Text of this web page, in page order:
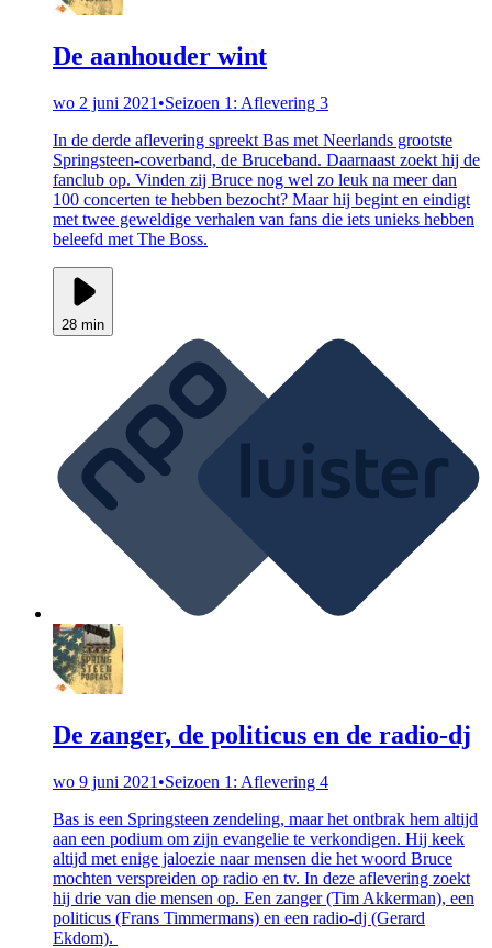
De aanhouder wint
wo 2 juni 2021 •Seizoen 1: Aflevering 3
In de derde aflevering spreekt Bas met Neerlands grootste
Springsteen-coverband, de Bruceband. Daarnaast zoekt hij de
fanclub op. Vinden zij Bruce nog wel zo leuk na meer dan
100 concerten te hebben bezocht? Maar hij begint en eindigt
met twee geweldige verhalen van fans die iets unieks hebben
beleefd met The Boss.
28 min
De zanger, de politicus en de radio-dj
wo 9 juni 2021 •Seizoen 1: Aflevering 4
Bas is een Springsteen zendeling, maar het ontbrak hem altijd
aan een podium om zijn evangelie te verkondigen. Hij keek
altijd met enige jaloezie naar mensen die het woord Bruce
mochten verspreiden op radio en tv. In deze aflevering zoekt
hij drie van die mensen op. Een zanger (Tim Akkerman), een
politicus (Frans Timmermans) en een radio-dj (Gerard
Ekdom).